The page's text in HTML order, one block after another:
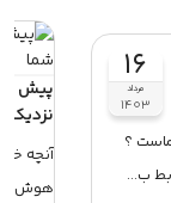
۱۶
مرداد
۱۴۰۳
؟
ب...
پیش
آنچه
هوش